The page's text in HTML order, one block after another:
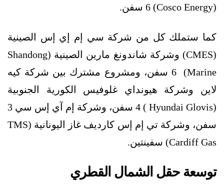
(Cosco Energy) 6 سفن.
كما ستملك كل من شركة سي إم إي إس الصينية
(CMES) وشركة شاندونغ مارين الصينية (Shandong
Marine) 6 سفن، ومشروع مشترك بين شركة كيه
لاين وشركة هيونداي غلوفيس الكورية الجنوبية
(Hyundai Glovis ) 4 سفن، وشركة إم آي إس سي 3
سفن، وشركة تي إم إس كارديف غاز اليونانية (TMS
Cardiff Gas) سفينتين.
توسعة حقل الشمال القطري